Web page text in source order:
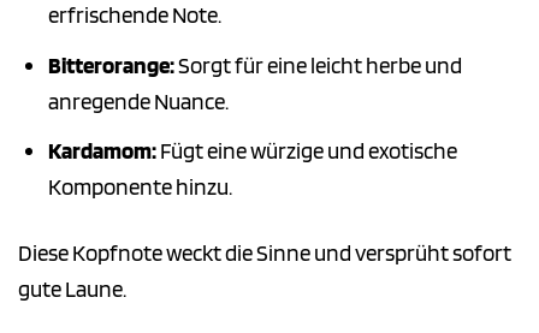
erfrischende Note.
Bitterorange:Sorgt für eine leicht herbe und
anregende Nuance.
Kardamom:Fügt eine würzige und exotische
Komponente hinzu.
Diese Kopfnote weckt die Sinne und versprüht sofort
gute Laune.